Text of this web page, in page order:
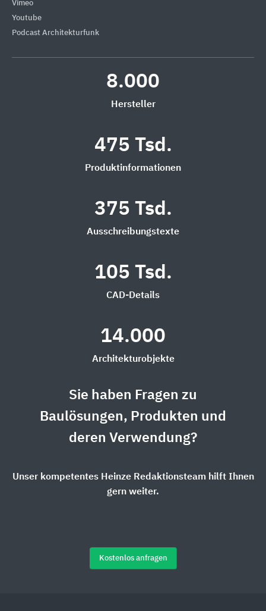
Vimeo
Youtube
Podcast Architekturfunk
8.000
Hersteller
475 Tsd.
Produktinformationen
375 Tsd.
Ausschreibungstexte
105 Tsd.
CAD-Details
14.000
Architekturobjekte
Sie haben Fragen zu
Baulösungen, Produkten und
deren Verwendung?
Unser kompetentes Heinze Redaktionsteam hilft Ihnen
gern weiter.
Kostenlos anfragen